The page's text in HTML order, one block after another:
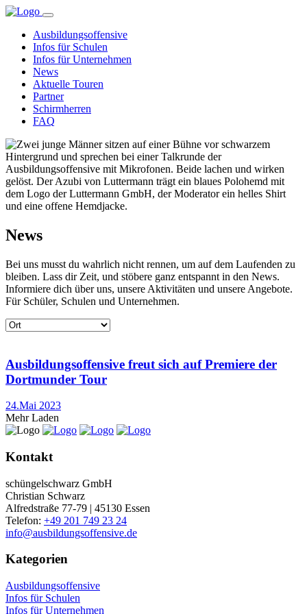
Ausbildungsoffensive
Infos für Schulen
Infos für Unternehmen
News
Aktuelle Touren
Partner
Schirmherren
FAQ
News
Bei uns musst du wahrlich nicht rennen, um auf dem Laufenden zu
bleiben. Lass dir Zeit, und stöbere ganz entspannt in den News.
Informiere dich über uns, unsere Aktivitäten und unsere Angebote.
Für Schüler, Schulen und Unternehmen.
Ausbildungsoffensive freut sich auf Premiere der
Dortmunder Tour
24.Mai 2023
Mehr Laden
Kontakt
schüngelschwarz GmbH
Christian Schwarz
Alfredstraße 77-79 | 45130 Essen
Telefon: +49 201 749 23 24
info@ausbildungsoffensive.de
Kategorien
Ausbildungsoffensive
Infos für Schulen
Infos für Unternehmen